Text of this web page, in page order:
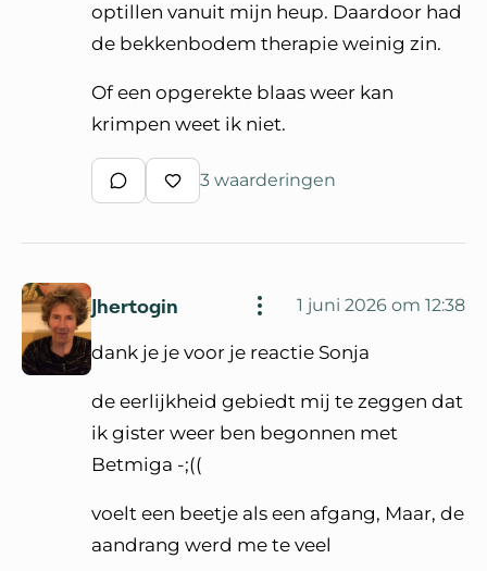
optillen vanuit mijn heup. Daardoor had
de bekkenbodem therapie weinig zin.
Of een opgerekte blaas weer kan
krimpen weet ik niet.
Schrijf een reactie
Waardeer reactie
3 waarderingen
Jhertogin 1 juni 2026 om 12:38
dank je je voor je reactie Sonja
de eerlijkheid gebiedt mij te zeggen dat
ik gister weer ben begonnen met
Betmiga -;((
voelt een beetje als een afgang, Maar, de
aandrang werd me te veel